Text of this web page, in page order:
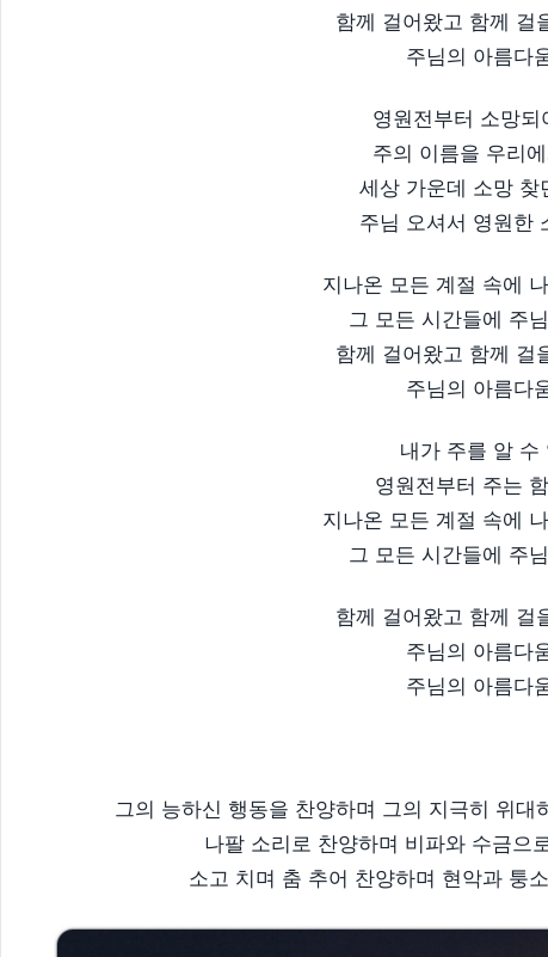
함께 걸어왔고 함께 걸
주님의 아름다
영원전부터 소망되
주의 이름을 우리
세상 가운데 소망 찾
주님 오셔서 영원한
지나온 모든 계절 속에
그 모든 시간들에 주
함께 걸어왔고 함께 걸
주님의 아름다
내가 주를 알 수
영원전부터 주는
지나온 모든 계절 속에
그 모든 시간들에 주
함께 걸어왔고 함께 걸
주님의 아름다
주님의 아름다
그의 능하신 행동을 찬양하며 그의 지극히 위
나팔 소리로 찬양하며 비파와 수금으
소고 치며 춤 추어 찬양하며 현악과 퉁